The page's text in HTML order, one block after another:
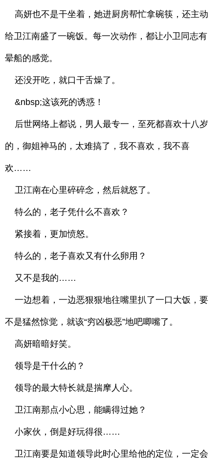
高妍也不是干坐着，她进厨房帮忙拿碗筷，还主动
给卫江南盛了一碗饭。每一次动作，都让小卫同志有
晕船的感觉。
还没开吃，就口干舌燥了。
&nbsp;这该死的诱惑！
后世网络上都说，男人最专一，至死都喜欢十八岁
的，御姐神马的，太难搞了，我不喜欢，我不喜
欢……
卫江南在心里碎碎念，然后就怒了。
特么的，老子凭什么不喜欢？
紧接着，更加愤怒。
特么的，老子喜欢又有什么卵用？
又不是我的……
一边想着，一边恶狠狠地往嘴里扒了一口大饭，要
不是猛然惊觉，就该“穷凶极恶”地吧唧嘴了。
高妍暗暗好笑。
领导是干什么的？
领导的最大特长就是揣摩人心。
卫江南那点小心思，能瞒得过她？
小家伙，倒是好玩得很……
卫江南要是知道领导此时心里给他的定位，一定会